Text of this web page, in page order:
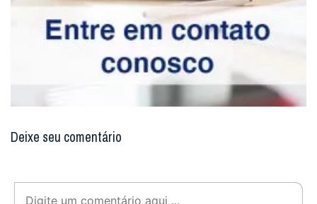
Deixe seu comentário